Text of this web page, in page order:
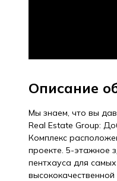
Описание
Мы знаем, что вы
Real Estate Group:
Комплекс
проекте. 5-этажное
пентхауса для